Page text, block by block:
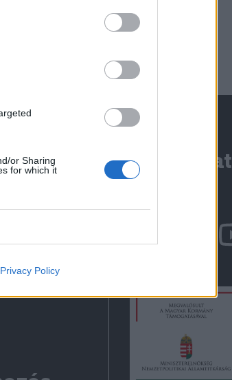
or Sharing
for which it
Privacy Policy
Kapcsolat